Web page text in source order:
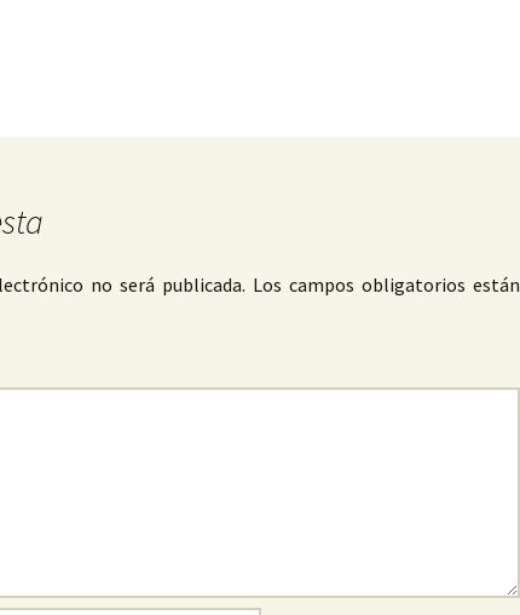
no será publicada. Los campos obligatorios están